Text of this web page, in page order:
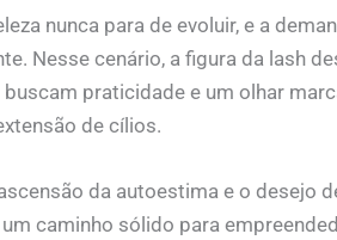
nunca para de evoluir, e a
Nesse cenário, a figura da lash
praticidade e um olhar
de cílios.
da autoestima e o desejo
caminho sólido para